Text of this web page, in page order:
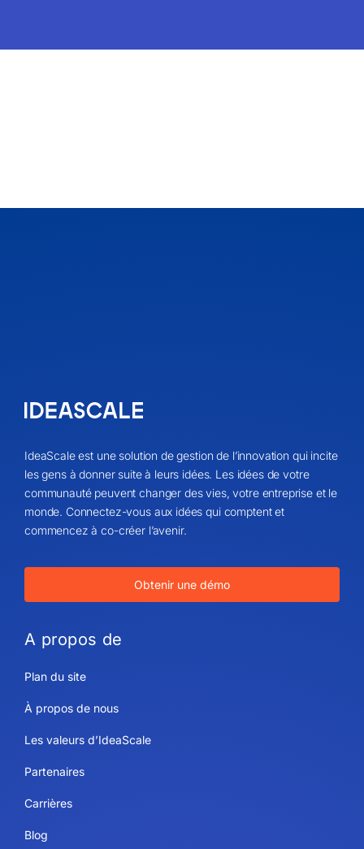
IdeaScale est une solution de gestion de l’innovation qui incite
les gens à donner suite à leurs idées. Les idées de votre
communauté peuvent changer des vies, votre entreprise et le
monde. Connectez-vous aux idées qui comptent et
commencez à co-créer l’avenir.
Obtenir une démo
A propos de
Plan du site
À propos de nous
Les valeurs d’IdeaScale
Partenaires
Carrières
Blog